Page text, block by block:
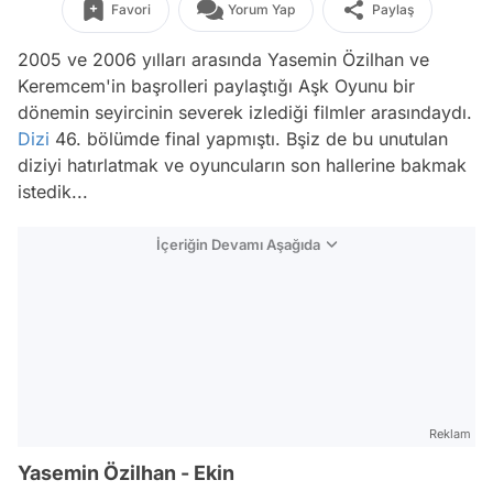
Favori Yorum Yap Paylaş
2005 ve 2006 yılları arasında Yasemin Özilhan ve
Keremcem'in başrolleri paylaştığı Aşk Oyunu bir
dönemin seyircinin severek izlediği filmler arasındaydı.
Dizi 46. bölümde final yapmıştı. Bşiz de bu unutulan
diziyi hatırlatmak ve oyuncuların son hallerine bakmak
istedik...
İçeriğin Devamı Aşağıda
Reklam
Yasemin Özilhan - Ekin